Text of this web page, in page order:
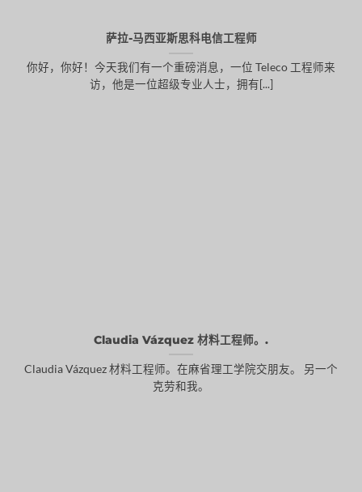
萨拉-马西亚斯思科电信工程师
你好，你好！今天我们有一个重磅消息，一位 Teleco 工程师来
访，他是一位超级专业人士，拥有[...]
Claudia Vázquez 材料工程师。.
Claudia Vázquez 材料工程师。在麻省理工学院交朋友。 另一个
克劳和我。